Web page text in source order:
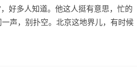
好多人知道。他这人挺有意思，忙的
声，别扑空。北京这地界儿，有时候